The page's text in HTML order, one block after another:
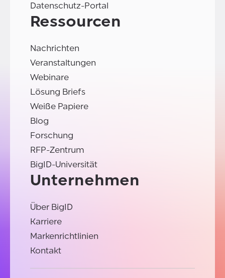
Datenschutz-Portal
Ressourcen
Nachrichten
Veranstaltungen
Webinare
Lösung Briefs
Weiße Papiere
Blog
Forschung
RFP-Zentrum
BigID-Universität
Unternehmen
Über BigID
Karriere
Markenrichtlinien
Kontakt